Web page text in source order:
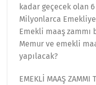
kadar geçecek olan
Milyonlarca Emekliye
Emekli maaş zammı
Memur ve emekli
yapılacak?
EMEKLİ MAAŞ ZAMMI